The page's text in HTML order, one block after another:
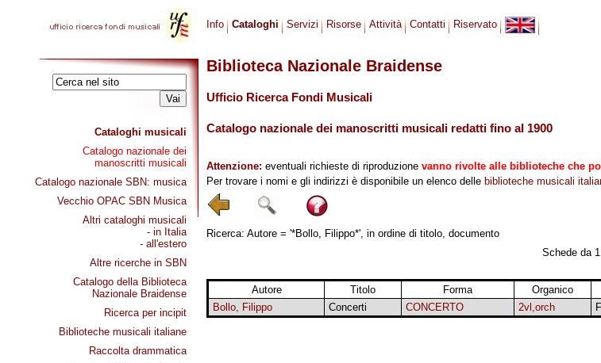
Cataloghi musicali
Catalogo nazionale dei
manoscritti musicali
Catalogo nazionale SBN: musica
Vecchio OPAC SBN Musica
Altri cataloghi musicali
- in Italia
- all'estero
Altre ricerche in SBN
Catalogo della Biblioteca
Nazionale Braidense
Ricerca per incipit
Biblioteche musicali italiane
Raccolta drammatica
Info Cataloghi Servizi Risorse Attività Contatti Riservato
Biblioteca Nazionale Braidense
Ufficio Ricerca Fondi Musicali
Catalogo nazionale dei manoscritti musicali redatti fino al 1900
Attenzione: eventuali richieste di riproduzione vanno rivolte alle biblioteche che
Per trovare i nomi e gli indirizzi è disponibile un elenco delle biblioteche musicali
Ricerca: Autore = '*Bollo, Filippo*', in ordine di titolo, documento
Schede da
Autore Titolo Forma Organico
Bollo, Filippo
Concerti CONCERTO 2vl,orch F